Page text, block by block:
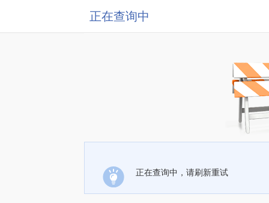
正在查询中
正在查询中，请刷新重试